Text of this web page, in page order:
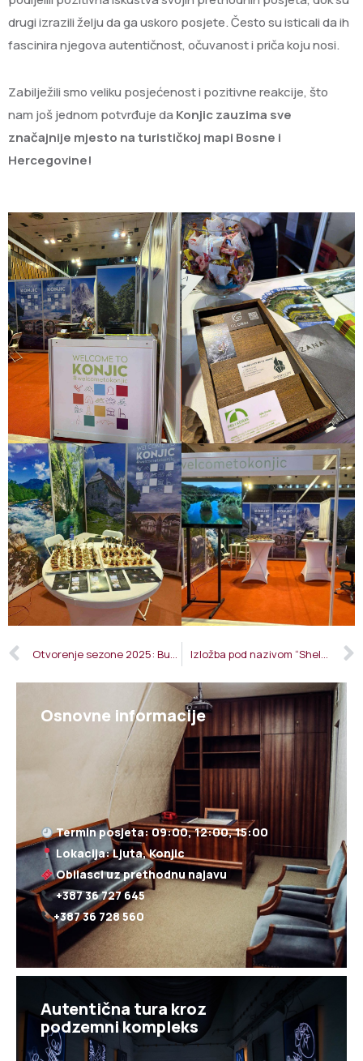
drugi izrazili želju da ga uskoro posjete. Često su isticali da ih
fascinira njegova autentičnost, očuvanost i priča koju nosi.
Zabilježili smo veliku posjećenost i pozitivne reakcije, što
nam još jednom potvrđuje da Konjic zauzima sve
značajnije mjesto na turističkoj mapi Bosne i
Hercegovine!
Otvorenje sezone 2025: Bunker ponovo dostupan posjetiocima Izložba pod nazivom “Shelter/Sklonište” u Titovom bunkeru
Osnovne informacije
Lokacija: Ljuta, Konjic
+387 36 727 645
+387 36 728 560
Autentična tura kroz